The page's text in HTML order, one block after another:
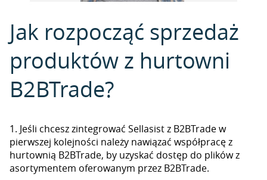
Jak rozpocząć sprzedaż
produktów z hurtowni
B2BTrade?
1. Jeśli chcesz zintegrować Sellasist z B2BTrade w
pierwszej kolejności należy nawiązać współpracę z
hurtownią B2BTrade, by uzyskać dostęp do plików z
asortymentem oferowanym przez B2BTrade.